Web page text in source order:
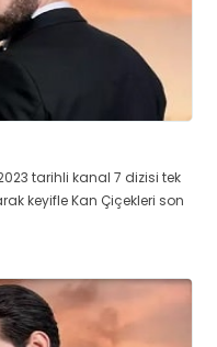
tarihli kanal 7 dizisi tek
keyifle Kan Çiçekleri son